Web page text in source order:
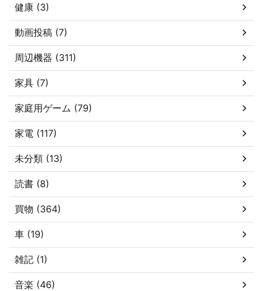
健康 (3)
動画投稿 (7)
周辺機器 (311)
家具 (7)
家庭用ゲーム (79)
家電 (117)
未分類 (13)
読書 (8)
買物 (364)
車 (19)
雑記 (1)
音楽 (46)